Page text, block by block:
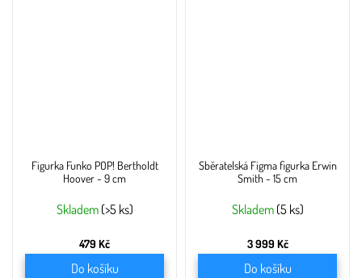
Figurka Funko POP! Bertholdt
Hoover - 9 cm
Skladem (>5 ks)
479 Kč
Do košíku
Sběratelská Figma figurka Erwin
Smith - 15 cm
Skladem (5 ks)
3 999 Kč
Do košíku